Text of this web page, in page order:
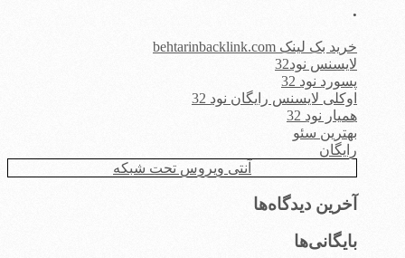
.
خرید بک لینک behtarinbacklink.com
لایسنس نود32
پسورد نود 32
اوکلی لایسنس رایگان نود 32
همیار نود 32
بهترین سئو
رایگان
آنتی ویروس تحت شبکه
آخرین دیدگاه‌ها
بایگانی‌ها